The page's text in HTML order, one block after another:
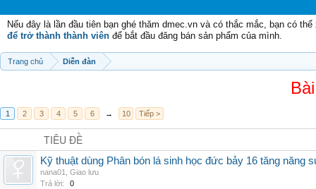
Nếu đây là lần đầu tiên bạn ghé thăm dmec.vn và có thắc mắc, bạn có
để trở thành thành viên để bắt đầu đăng bán sản phẩm của mình.
Trang chủ Diễn đàn
1 2 3 4 5 6 → 10 Tiếp >
TIÊU ĐỀ
Kỹ thuật dùng Phân bón lá sinh học đức bảy 16 tăng năng
nana01
Giao lưu
Trả lời:
0